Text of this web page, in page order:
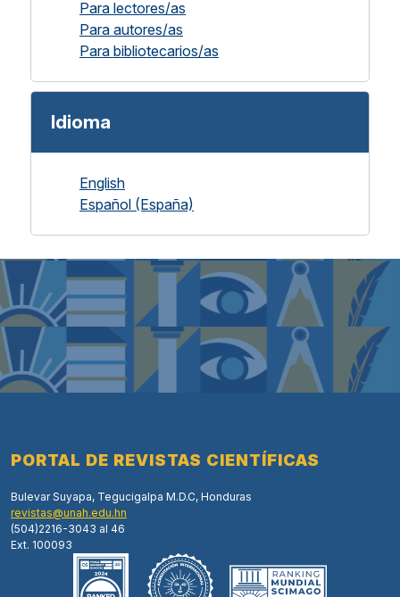
Para lectores/as
Para autores/as
Para bibliotecarios/as
Idioma
English
Español (España)
PORTAL DE REVISTAS CIENTÍFICAS
Bulevar Suyapa, Tegucigalpa M.D.C, Honduras
revistas@unah.edu.hn
(504)2216-3043 al 46
Ext. 100093